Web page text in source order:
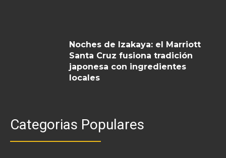
Noches de Izakaya: el Marriott
Santa Cruz fusiona tradición
japonesa con ingredientes
locales
Categorias Populares